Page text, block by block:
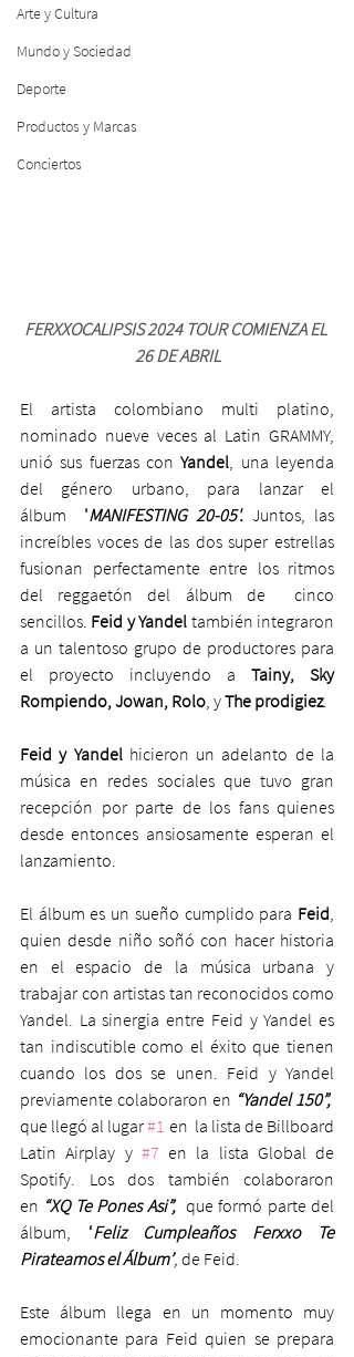
Arte y Cultura
Mundo y Sociedad
Deporte
Productos y Marcas
Conciertos
FERXXOCALIPSIS 2024 TOUR COMIENZA EL
26 DE ABRIL
El artista colombiano multi platino,
nominado nueve veces al Latin GRAMMY,
unió sus fuerzas con Yandel, una leyenda
del género urbano, para lanzar el
álbum 'MANIFESTING 20-05'. Juntos, las
increíbles voces de las dos super estrellas
fusionan perfectamente entre los ritmos
del reggaetón del álbum de  cinco
sencillos. Feid y Yandel también integraron
a un talentoso grupo de productores para
el proyecto incluyendo a Tainy, Sky
Rompiendo, Jowan, Rolo, y The prodigiez.
Feid y Yandel hicieron un adelanto de la
música en redes sociales que tuvo gran
recepción por parte de los fans quienes
desde entonces ansiosamente esperan el
lanzamiento.
El álbum es un sueño cumplido para Feid,
quien desde niño soñó con hacer historia
en el espacio de la música urbana y
trabajar con artistas tan reconocidos como
Yandel. La sinergia entre Feid y Yandel es
tan indiscutible como el éxito que tienen
cuando los dos se unen. Feid y Yandel
previamente colaboraron en “Yandel 150”,
que llegó al lugar #1 en  la lista de Billboard
Latin Airplay y #7 en la lista Global de
Spotify. Los dos también colaboraron
en “XQ Te Pones Asi”, que formó parte del
álbum, ‘Feliz Cumpleaños Ferxxo Te
Pirateamos el Álbum’, de Feid.
Este álbum llega en un momento muy
emocionante para Feid quien se prepara